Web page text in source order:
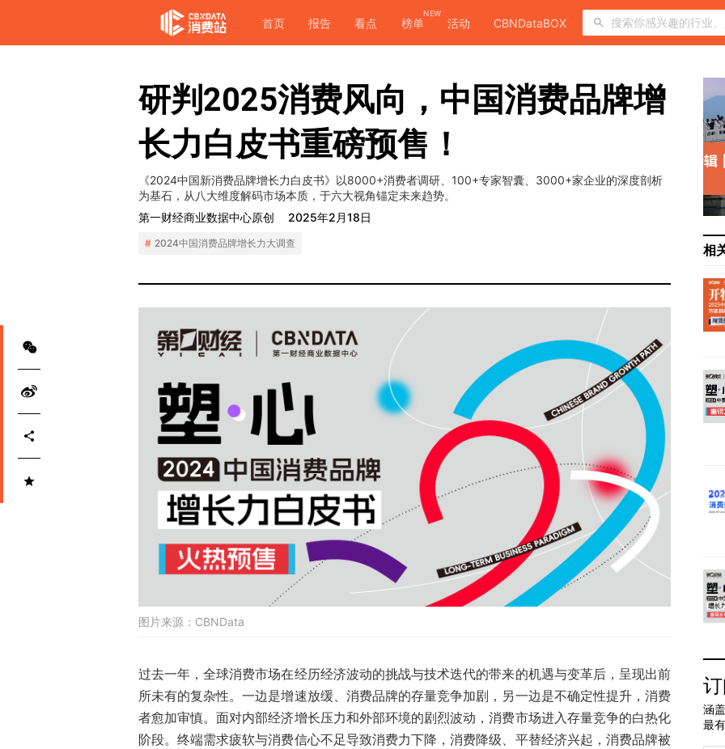
首页 报告 看点 榜单
NEW
活动 CBNDataBOX
研判2025消费风向，中国消费品牌增
长力白皮书重磅预售！
《2024中国新消费品牌增长力白皮书》以8000+消费者调研、100+专家智囊、3000+家企业的深度剖析
为基石，从八大维度解码市场本质，于六大视角锚定未来趋势。
第一财经商业数据中心原创
2025年2月18日
2024中国消费品牌增长力大调查
图片来源： CBNData
过去一年，全球消费市场在经历经济波动的挑战与技术迭代的带来的机遇与变革后，呈现出前
所未有的复杂性。一边是增速放缓、消费品牌的存量竞争加剧，另一边是不确定性提升，消费
者愈加审慎。面对内部经济增长压力和外部环境的剧烈波动，消费市场进入存量竞争的白热化
阶段。终端需求疲软与消费信心不足导致消费力下降，消费降级、平替经济兴起，消费品牌被
相
涵
最